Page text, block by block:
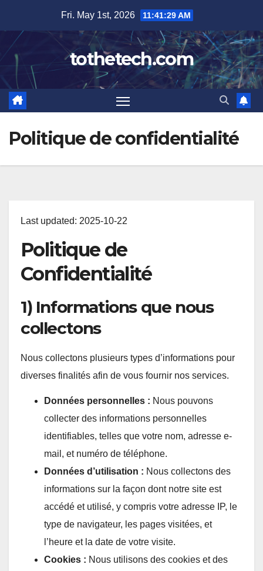
content
Fri. May 1st, 2026 11:41:30 AM
tothetech.com
Politique de confidentialité
Last updated: 2025-10-22
Politique de
Confidentialité
1) Informations que nous
collectons
Nous collectons plusieurs types d’informations pour
diverses finalités afin de vous fournir nos services.
Données personnelles : Nous pouvons
collecter des informations personnelles
identifiables, telles que votre nom, adresse e-
mail, et numéro de téléphone.
Données d’utilisation : Nous collectons des
informations sur la façon dont notre site est
accédé et utilisé, y compris votre adresse IP, le
type de navigateur, les pages visitées, et
l’heure et la date de votre visite.
Cookies : Nous utilisons des cookies et des